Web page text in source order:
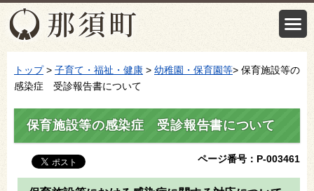
トップ> 子育て・福祉・健康 > 幼稚園・保育園等> 保育施設等の
感染症 受診報告書について
保育施設等の感染症 受診報告書について
ページ番号：P-003461